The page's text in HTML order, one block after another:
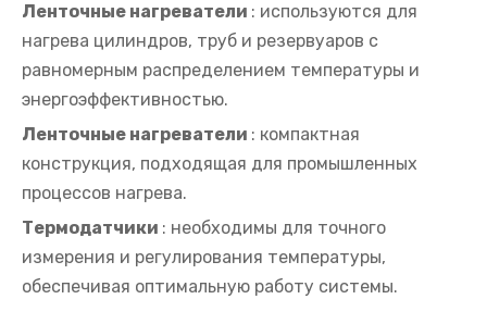
Ленточные нагреватели : используются для
нагрева цилиндров, труб и резервуаров с
равномерным распределением температуры и
энергоэффективностью.
Ленточные нагреватели : компактная
конструкция, подходящая для промышленных
процессов нагрева.
Термодатчики : необходимы для точного
измерения и регулирования температуры,
обеспечивая оптимальную работу системы.